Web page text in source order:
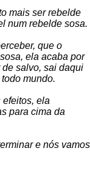
mais ser rebelde
num rebelde sosa.
que o
ela acaba por
salvo, sai daqui
mundo.
efeitos, ela
para cima da
e nós vamos